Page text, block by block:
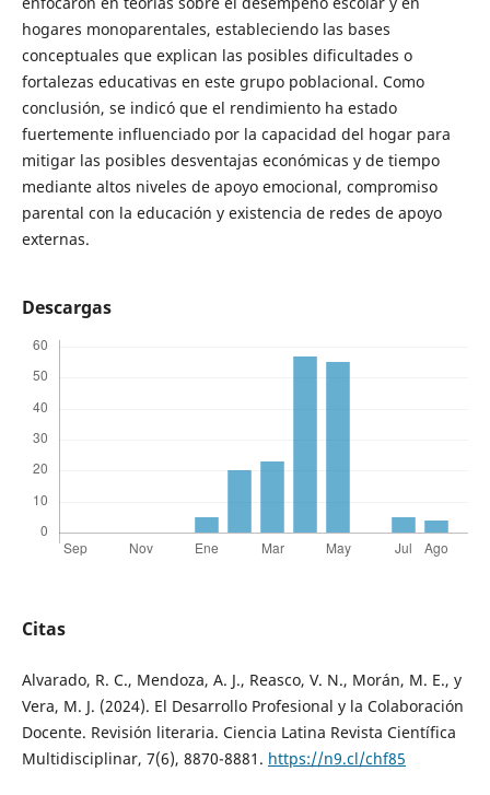
hogares monoparentales, estableciendo las bases
conceptuales que explican las posibles dificultades o
fortalezas educativas en este grupo poblacional. Como
conclusión, se indicó que el rendimiento ha estado
fuertemente influenciado por la capacidad del hogar para
mitigar las posibles desventajas económicas y de tiempo
mediante altos niveles de apoyo emocional, compromiso
parental con la educación y existencia de redes de apoyo
externas.
Descargas
Citas
Alvarado, R. C., Mendoza, A. J., Reasco, V. N., Morán, M. E., y
Vera, M. J. (2024). El Desarrollo Profesional y la Colaboración
Docente. Revisión literaria. Ciencia Latina Revista Científica
Multidisciplinar, 7(6), 8870-8881. https://n9.cl/chf85